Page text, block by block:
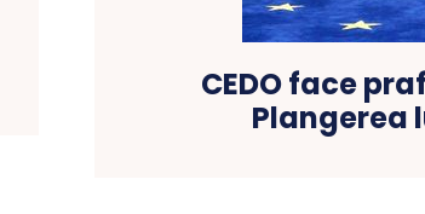
CEDO face
Plangerea